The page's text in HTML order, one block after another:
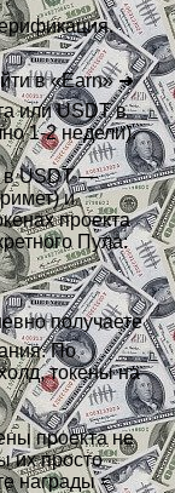
в «Earn» ➜
или USDT в
1-2 недели).
в USDT —
и
проекта
Пула:
получаете
По
токены на
проекта не
их просто
награды =